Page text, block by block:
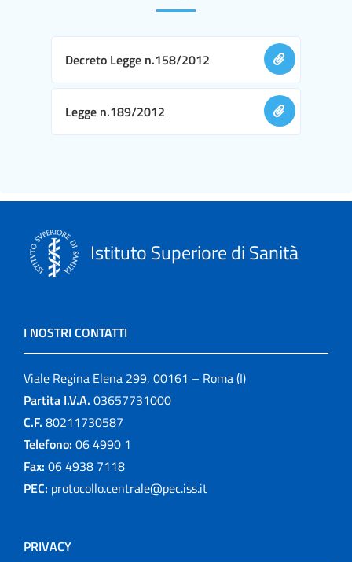
Decreto Legge n.158/2012
Legge n.189/2012
Istituto Superiore di Sanità
I NOSTRI CONTATTI
Viale Regina Elena 299, 00161 – Roma (I)
Partita I.V.A. 03657731000
C.F. 80211730587
Telefono: 06 4990 1
Fax: 06 4938 7118
PEC: protocollo.centrale@pec.iss.it
PRIVACY